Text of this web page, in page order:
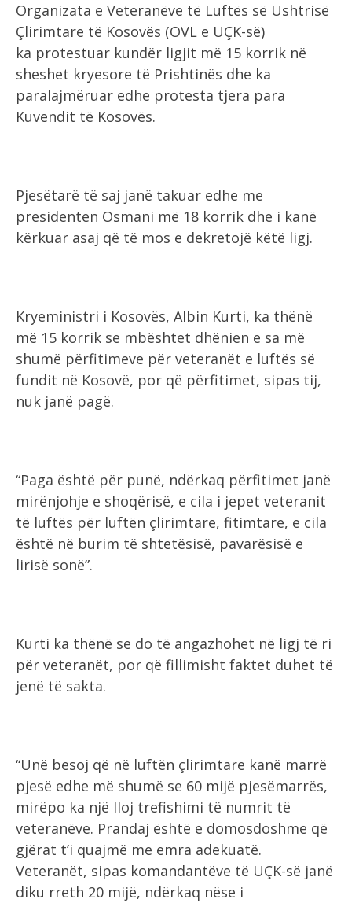
Organizata e Veteranëve të Luftës së Ushtrisë
Çlirimtare të Kosovës (OVL e UÇK-së)
ka protestuar kundër ligjit më 15 korrik në
sheshet kryesore të Prishtinës dhe ka
paralajmëruar edhe protesta tjera para
Kuvendit të Kosovës.
Pjesëtarë të saj janë takuar edhe me
presidenten Osmani më 18 korrik dhe i kanë
kërkuar asaj që të mos e dekretojë këtë ligj.
Kryeministri i Kosovës, Albin Kurti, ka thënë
më 15 korrik se mbështet dhënien e sa më
shumë përfitimeve për veteranët e luftës së
fundit në Kosovë, por që përfitimet, sipas tij,
nuk janë pagë.
“Paga është për punë, ndërkaq përfitimet janë
mirënjohje e shoqërisë, e cila i jepet veteranit
të luftës për luftën çlirimtare, fitimtare, e cila
është në burim të shtetësisë, pavarësisë e
lirisë sonë”.
Kurti ka thënë se do të angazhohet në ligj të ri
për veteranët, por që fillimisht faktet duhet të
jenë të sakta.
“Unë besoj që në luftën çlirimtare kanë marrë
pjesë edhe më shumë se 60 mijë pjesëmarrës,
mirëpo ka një lloj trefishimi të numrit të
veteranëve. Prandaj është e domosdoshme që
gjërat t’i quajmë me emra adekuatë.
Veteranët, sipas komandantëve të UÇK-së janë
diku rreth 20 mijë, ndërkaq nëse i